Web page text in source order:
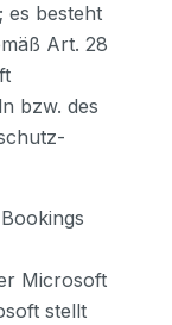
es besteht
Art. 28
bzw. des
Microsoft
stellt